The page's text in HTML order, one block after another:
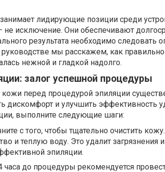
занимает лидирующие позиции среди
не исключение. Они обеспечивают
результата необходимо следовать
мы расскажем, как правильно
нежной и гладкой надолго.
залог успешной процедуры
перед процедурой эпиляции
дискомфорт и улучшить эффективность
выполните следующие шаги:
с того, чтобы тщательно очистить
и теплую воду. Это удалит загрязнения
эпиляции.
часа до процедуры рекомендуется